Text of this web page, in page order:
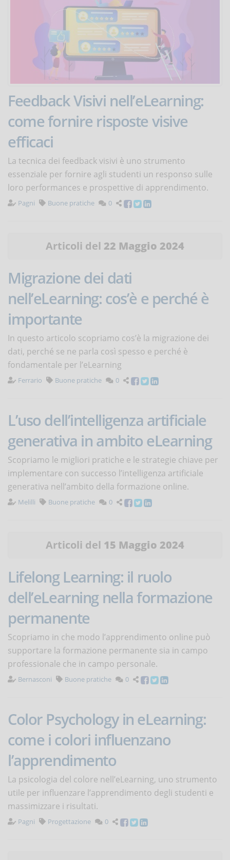
Feedback Visivi nell’eLearning:
come fornire risposte visive
efficaci
La tecnica dei feedback visivi è uno strumento
essenziale per fornire agli studenti un responso sulle
loro performances e prospettive di apprendimento.
Pagni Buone pratiche 0
Articoli del 22 Maggio 2024
Migrazione dei dati
nell’eLearning: cos’è e perché è
importante
In questo articolo scopriamo cos’è la migrazione dei
dati, perché se ne parla così spesso e perché è
fondamentale per l’eLearning
Ferrario Buone pratiche 0
L’uso dell’intelligenza artificiale
generativa in ambito eLearning
Scopriamo le migliori pratiche e le strategie chiave per
implementare con successo l’intelligenza artificiale
generativa nell’ambito della formazione online.
Melilli Buone pratiche 0
Articoli del 15 Maggio 2024
Lifelong Learning: il ruolo
dell’eLearning nella formazione
permanente
Scopriamo in che modo l’apprendimento online può
supportare la formazione permanente sia in campo
professionale che in campo personale.
Bernasconi Buone pratiche 0
Color Psychology in eLearning:
come i colori influenzano
l’apprendimento
La psicologia del colore nell’eLearning, uno strumento
utile per influenzare l’apprendimento degli studenti e
massimizzare i risultati.
Pagni Progettazione 0